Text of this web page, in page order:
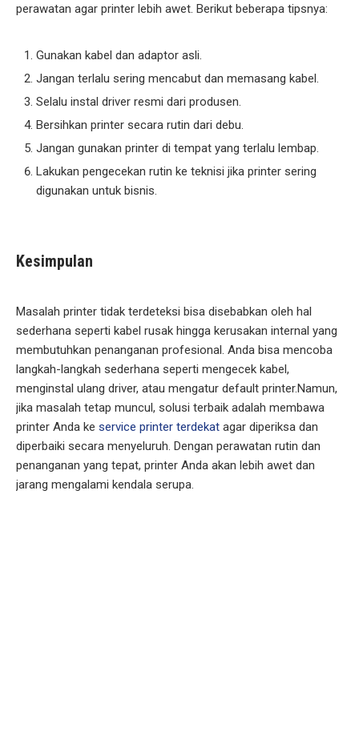
perawatan agar printer lebih awet. Berikut beberapa tipsnya:
Gunakan kabel dan adaptor asli.
Jangan terlalu sering mencabut dan memasang kabel.
Selalu instal driver resmi dari produsen.
Bersihkan printer secara rutin dari debu.
Jangan gunakan printer di tempat yang terlalu lembap.
Lakukan pengecekan rutin ke teknisi jika printer sering
digunakan untuk bisnis.
Kesimpulan
Masalah printer tidak terdeteksi bisa disebabkan oleh hal
sederhana seperti kabel rusak hingga kerusakan internal yang
membutuhkan penanganan profesional. Anda bisa mencoba
langkah-langkah sederhana seperti mengecek kabel,
menginstal ulang driver, atau mengatur default printer.Namun,
jika masalah tetap muncul, solusi terbaik adalah membawa
printer Anda keservice printer terdekat agar diperiksa dan
diperbaiki secara menyeluruh. Dengan perawatan rutin dan
penanganan yang tepat, printer Anda akan lebih awet dan
jarang mengalami kendala serupa.